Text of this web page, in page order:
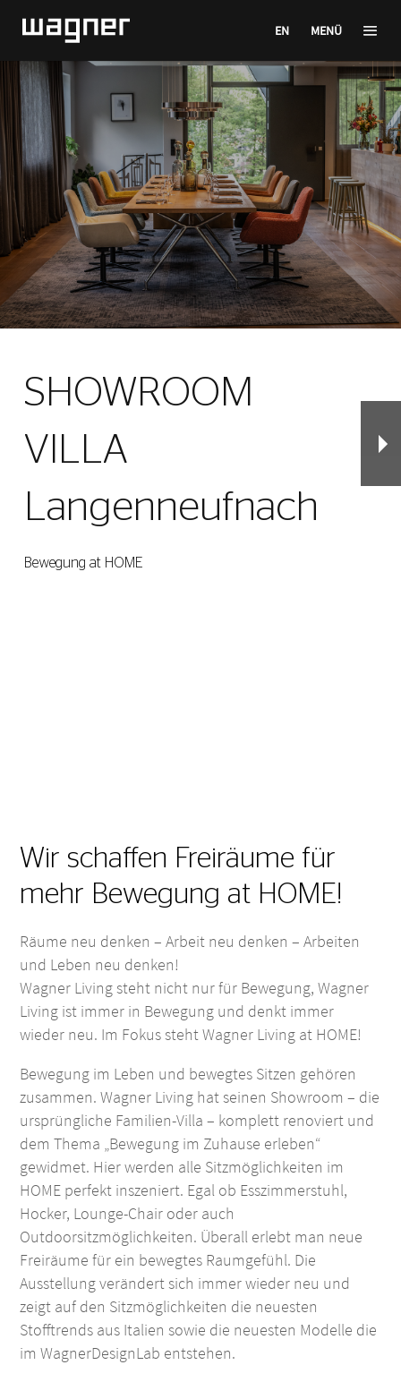
EN MENÜ
SHOWROOM
VILLA
Langenneufnach
Bewegung at HOME
Wir schaffen Freiräume für
mehr Bewegung at HOME!
Räume neu denken – Arbeit neu denken – Arbeiten
und Leben neu denken!
Wagner Living steht nicht nur für Bewegung, Wagner
Living ist immer in Bewegung und denkt immer
wieder neu. Im Fokus steht Wagner Living at HOME!
Bewegung im Leben und bewegtes Sitzen gehören
zusammen. Wagner Living hat seinen Showroom – die
ursprüngliche Familien-Villa – komplett renoviert und
dem Thema „Bewegung im Zuhause erleben“
gewidmet. Hier werden alle Sitzmöglichkeiten im
HOME perfekt inszeniert. Egal ob Esszimmerstuhl,
Hocker, Lounge-Chair oder auch
Outdoorsitzmöglichkeiten. Überall erlebt man neue
Freiräume für ein bewegtes Raumgefühl. Die
Ausstellung verändert sich immer wieder neu und
zeigt auf den Sitzmöglichkeiten die neuesten
Stofftrends aus Italien sowie die neuesten Modelle die
im WagnerDesignLab entstehen.